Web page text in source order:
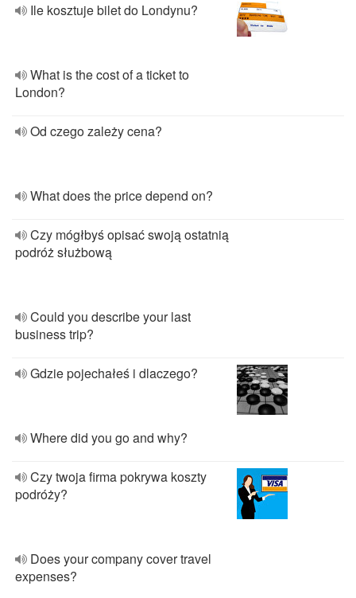
Ile kosztuje bilet do Londynu?
What is the cost of a ticket to
London?
Od czego zależy cena?
What does the price depend on?
Czy mógłbyś opisać swoją ostatnią
podróż służbową
Could you describe your last
business trip?
Gdzie pojechałeś i dlaczego?
Where did you go and why?
Czy twoja firma pokrywa koszty
podróży?
Does your company cover travel
expenses?